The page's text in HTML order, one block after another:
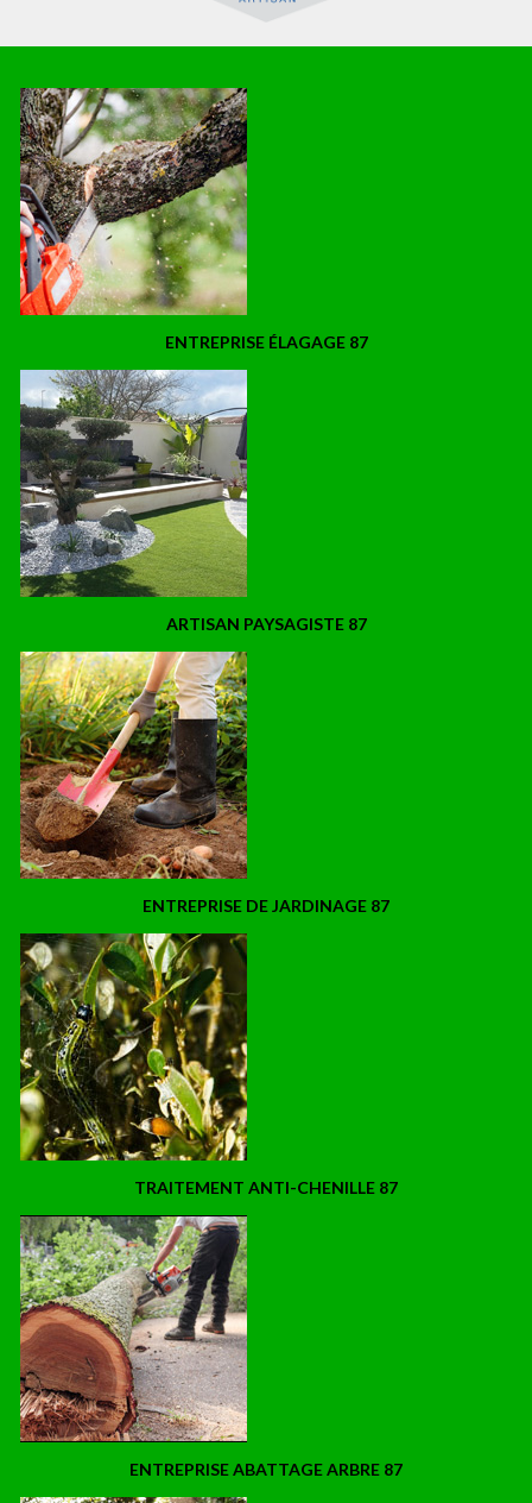
ENTREPRISE ÉLAGAGE 87
ARTISAN PAYSAGISTE 87
ENTREPRISE DE JARDINAGE 87
TRAITEMENT ANTI-CHENILLE 87
ENTREPRISE ABATTAGE ARBRE 87